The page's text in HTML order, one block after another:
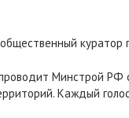
Минстрой РФ
Каждый